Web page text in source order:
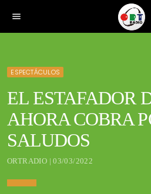
menu
ESPECTÁCULOS
EL ESTAFADOR
AHORA COBRA
SALUDOS
ORTRADIO | 03/03/2022